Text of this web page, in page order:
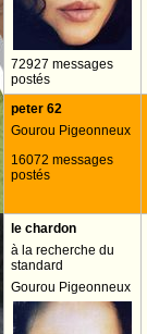
72927 messages
postés
peter 62
Gourou Pigeonneux
16072 messages
postés
le chardon
à la recherche du
standard
Gourou Pigeonneux